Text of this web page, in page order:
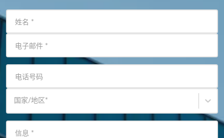
姓名 *
电子邮件 *
电话号码
国家/地区 *
信息 *